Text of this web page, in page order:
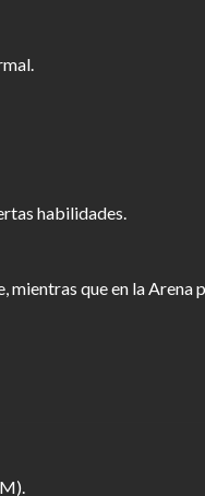
habilidades.
que en la Arena